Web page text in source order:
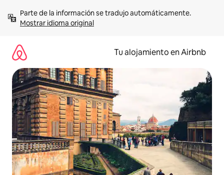
contenidoMostrar idioma original
Tu alojamiento en Airbnb